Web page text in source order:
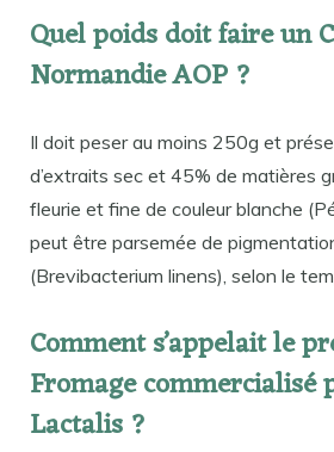
Quel poids doit faire un
Normandie AOP ?
Il doit peser au moins 250g et
d’extraits sec et 45% de matières
fleurie et fine de couleur blanche
peut être parsemée de
(Brevibacterium linens), selon le
Comment s’appelait le
Fromage commercialisé
Lactalis ?